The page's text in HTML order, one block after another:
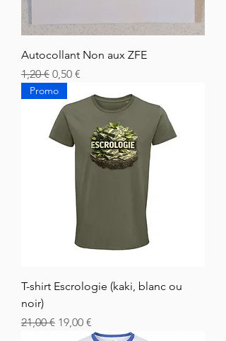
Autocollant Non aux ZFE
Normaali hinta
1,20 € Alehinta
0,50 €
Promo
T-shirt Escrologie (kaki, blanc ou
noir)
Normaali hinta
21,00 € Alehinta
19,00 €